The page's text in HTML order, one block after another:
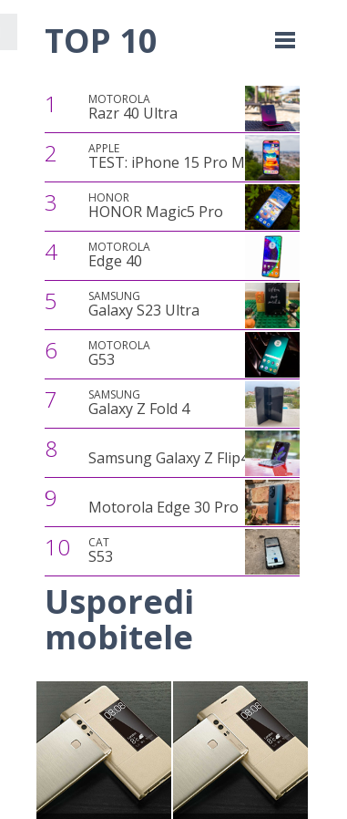
TOP 10
1 MOTOROLA
Razr 40 Ultra
2 APPLE
TEST: iPhone 15 Pro Max
3 HONOR
HONOR Magic5 Pro
4 MOTOROLA
Edge 40
5 SAMSUNG
Galaxy S23 Ultra
6 MOTOROLA
G53
7 SAMSUNG
Galaxy Z Fold 4
8 Samsung Galaxy Z Flip4
9 Motorola Edge 30 Pro
10 CAT
S53
Usporedi
mobitele